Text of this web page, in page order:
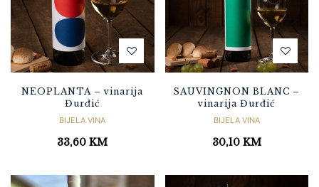
NEOPLANTA – vinarija
Đurđić
BIJELA VINA
33,60KM
SAUVINGNON BLANC –
vinarija Đurđić
BIJELA VINA
30,10 KM